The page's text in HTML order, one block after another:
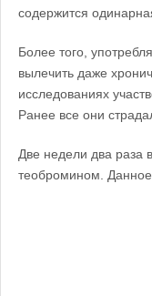
содержится
Более того,
вылечить даже
исследованиях
Ранее все они
Две недели два раза
теобромином. Данное